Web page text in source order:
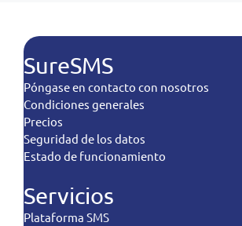
SureSMS
Póngase en contacto con nosotros
Condiciones generales
Precios
Seguridad de los datos
Estado de funcionamiento
Servicios
Plataforma SMS